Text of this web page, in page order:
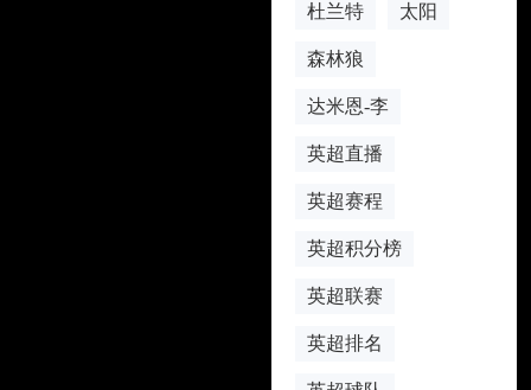
杜兰特 太阳
森林狼
达米恩-李
英超直播
英超赛程
英超积分榜
英超联赛
英超排名